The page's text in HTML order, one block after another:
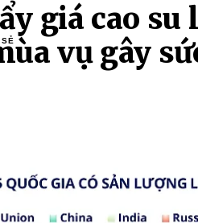
giá cao su
vụ gây